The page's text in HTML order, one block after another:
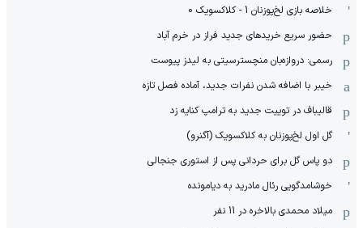
خلاصه بازی لخ‌پوزنان 1 - کلاکسویک 0
حضور سریع خریدهای جدید فراز در خرم آباد
رسمی: دروازه‌بان منچسترسیتی به لیدز پیوست
خیبر با اضافه شدن نفرات جدید، آماده فصل تازه
قالیباف در توییت جدید به ترامپ کنایه زد
گل اول لخ‌پوزنان به کلاکسویک (آگنرو)
دو پاس گل برای حردانی پس از استوری جنجالی
خوشامدگویی رئال مادرید به دیامونده
میلاد محمدی بالاخره در 11 نفر